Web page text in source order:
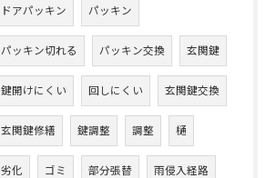
ドアパッキン パッキン
パッキン切れる パッキン交換 玄関鍵
鍵開けにくい 回しにくい 玄関鍵交換
玄関鍵修繕 鍵調整 調整 樋
劣化 ゴミ 部分張替 雨侵入経路